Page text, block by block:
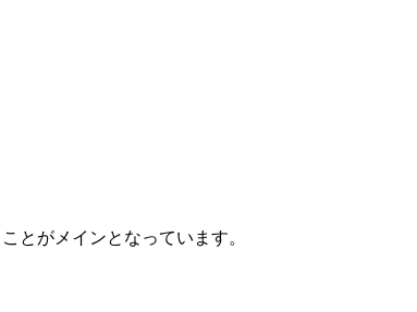
ことがメインとなっています。